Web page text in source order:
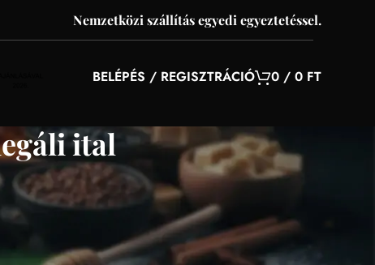
Nemzetközi szállítás egyedi egyeztetéssel.
BELÉPÉS / REGISZTRÁCIÓ 0 / 0 FT
ital
YOU MAY ALSO LIKE…
Sunquick mangó szörp
700 ml
4200Ft